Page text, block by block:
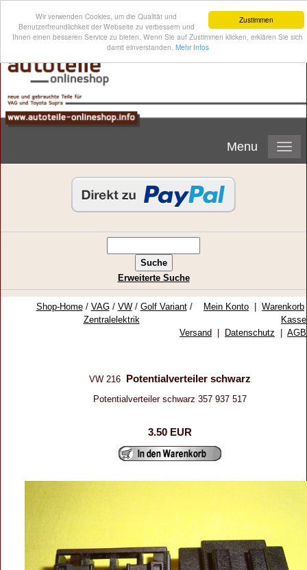
Zustimmen
Wir verwenden Cookies, um die Qualität und
Benutzerfreundlichkeit der Webseite zu verbessern und
Ihnen einen besseren Service zu bieten. Wenn Sie auf Zustimmen klicken, erklären Sie sich
damit einverstanden. Mehr Infos
Menu
Erweiterte Suche
Shop-Home/ VAG/ VW/ Golf Variant/
Zentralelektrik
Mein Konto Warenkorb
Kasse
Versand
Datenschutz AGB
VW 216 Potentialverteiler schwarz
Potentialverteiler schwarz 357 937 517
3.50 EUR